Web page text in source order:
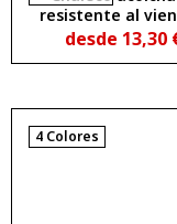
resistente al
repelente al agua
WOMAN
desde 13,30
4 Colores